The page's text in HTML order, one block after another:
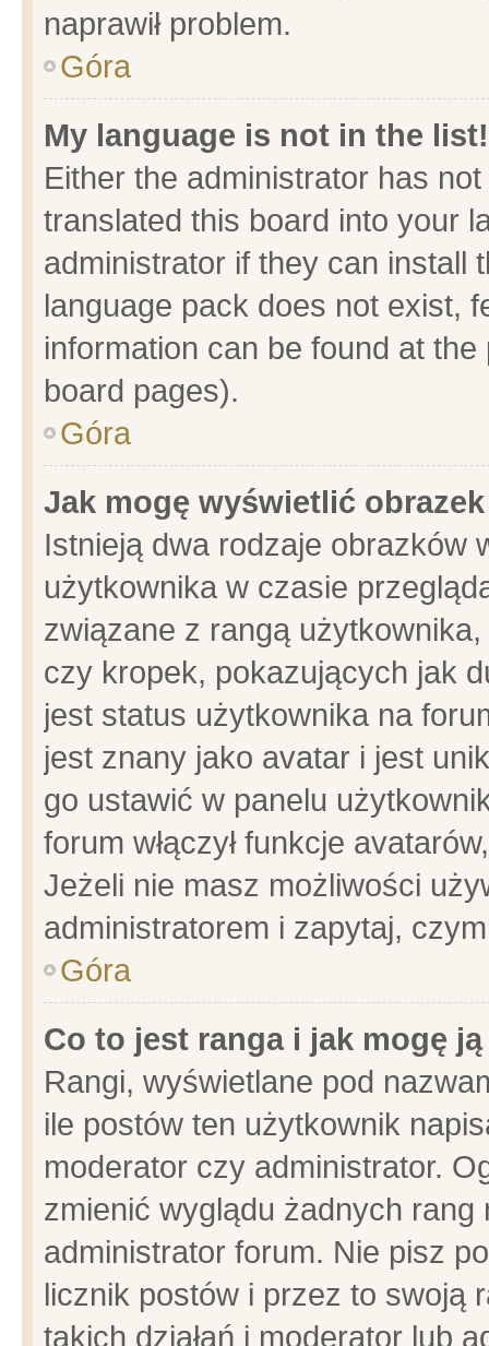
naprawił problem.
Góra
My language is not in the list!
Either the administrator has
translated this board into your
administrator if they can install
language pack does not exist,
information can be found at
board pages).
Góra
Jak mogę wyświetlić
Istnieją dwa rodzaje obrazków
użytkownika w czasie
związane z rangą
czy kropek, pokazujących jak
jest status użytkownika na
jest znany jako avatar i jest
go ustawić w panelu
forum włączył funkcje
Jeżeli nie masz możliwości
administratorem i zapytaj,
Góra
Co to jest ranga i jak mogę
Rangi, wyświetlane pod
ile postów ten użytkownik
moderator czy administrator.
zmienić wyglądu żadnych
administrator forum. Nie pisz
licznik postów i przez to swoją
takich działań i moderator lub